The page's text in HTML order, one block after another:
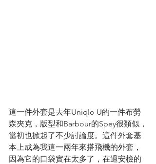
這一件外套是去年Uniqlo U的一件布勞
森夾克，版型和Barbour的Spey很類似，
當初也掀起了不少討論度。這件外套基
本上成為我這一兩年來搭飛機的外套，
因為它的口袋實在太多了，在過安檢的